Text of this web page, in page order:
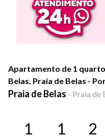
Apartamento de 1
Belas, Praia de Belas -
Praia de Belas - Praia de
1 1 2